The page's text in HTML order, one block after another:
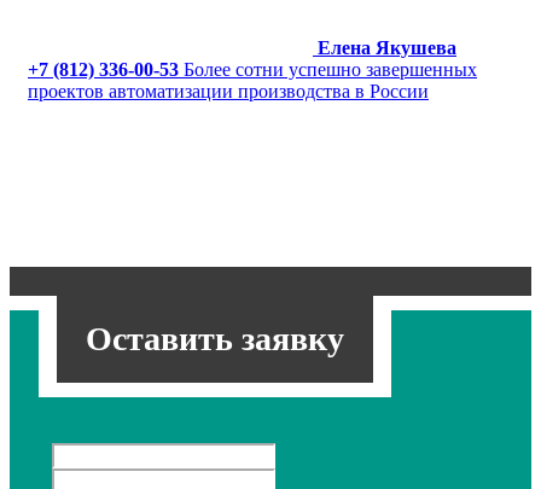
Елена Якушева
+7 (812) 336-00-53 Более сотни успешно завершенных
проектов автоматизации производства в России
Оставить заявку